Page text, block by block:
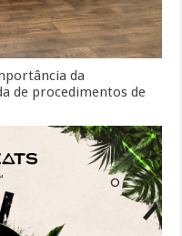
da
de procedimentos de